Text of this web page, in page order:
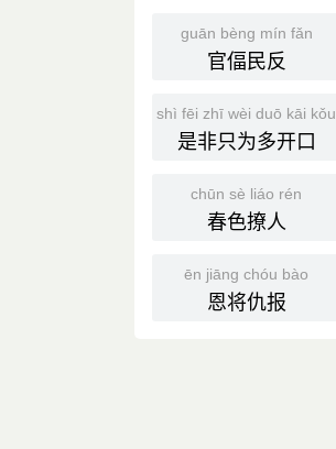
guān bèng mín fǎn
官偪民反
shì fēi zhī wèi duō kāi kǒu
是非只为多开口
chūn sè liáo rén
春色撩人
ēn jiāng chóu bào
恩将仇报